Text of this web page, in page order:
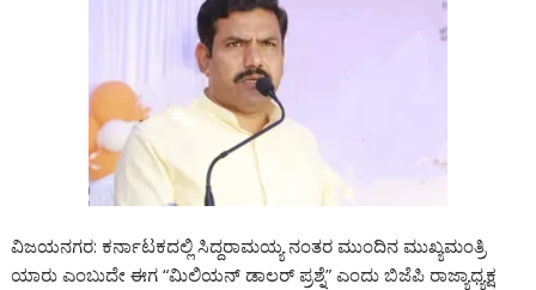
ವಿಜಯನಗರ: ಕರ್ನಾಟಕದಲ್ಲಿ ಸಿದ್ದರಾಮಯ್ಯ ನಂತರ ಮುಂದಿನ ಮುಖ್ಯಮಂತ್ರಿ
ಯಾರು ಎಂಬುದೇ ಈಗ “ಮಿಲಿಯನ್ ಡಾಲರ್ ಪ್ರಶ್ನೆ” ಎಂದು ಬಿಜೆಪಿ ರಾಜ್ಯಾಧ್ಯಕ್ಷ